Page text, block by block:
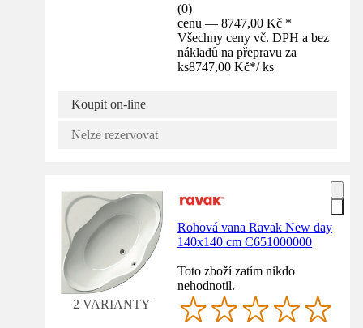
(0)
cenu — 8747,00 Kč *
Všechny ceny vč. DPH a bez
nákladů na přepravu za
ks8747,00 Kč*/ ks
Koupit on-line
Nelze rezervovat
2 VARIANTY
Rohová vana Ravak New day
140x140 cm C651000000
Toto zboží zatím nikdo
nehodnotil.